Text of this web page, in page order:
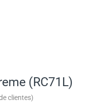
(RC71L)
clientes)